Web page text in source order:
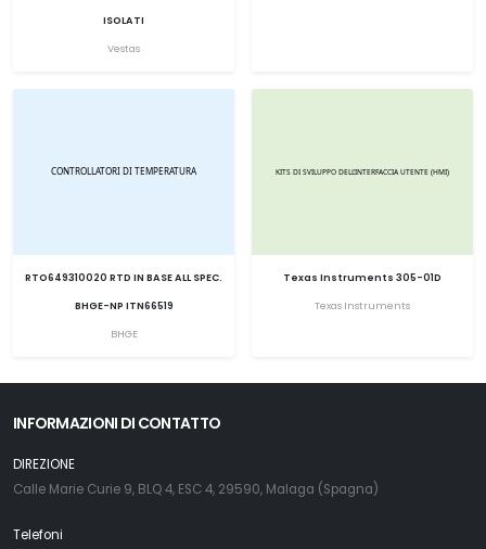
ISOLATI
Vestas
RTO649310020 RTD IN BASE ALL SPEC.
BHGE-NP ITN66519
BHGE
Texas Instruments 305-01D
Texas Instruments
INFORMAZIONI DI CONTATTO
DIREZIONE
Calle Marie Curie 9, BLQ 4, ESC 4, 29590, Malaga (Spagna)
Telefoni